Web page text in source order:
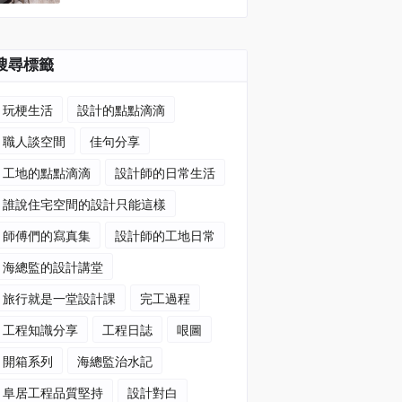
尋標籤
玩梗生活
設計的點點滴滴
職人談空間
佳句分享
工地的點點滴滴
設計師的日常生活
誰說住宅空間的設計只能這樣
師傅們的寫真集
設計師的工地日常
海總監的設計講堂
旅行就是一堂設計課
完工過程
工程知識分享
工程日誌
哏圖
開箱系列
海總監治水記
阜居工程品質堅持
設計對白